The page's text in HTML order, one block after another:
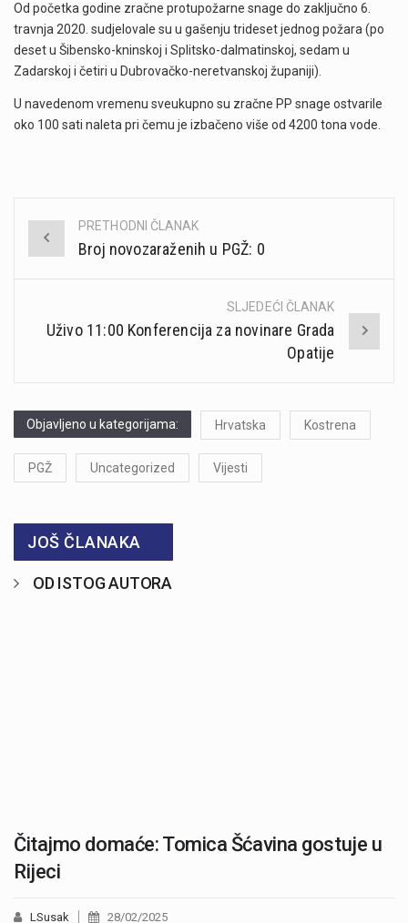
Od početka godine zračne protupožarne snage do zaključno 6.
travnja 2020. sudjelovale su u gašenju trideset jednog požara (po
deset u Šibensko-kninskoj i Splitsko-dalmatinskoj, sedam u
Zadarskoj i četiri u Dubrovačko-neretvanskoj županiji).
U navedenom vremenu sveukupno su zračne PP snage ostvarile
oko 100 sati naleta pri čemu je izbačeno više od 4200 tona vode.
Post
navigation
PRETHODNI ČLANAK
Broj novozaraženih u PGŽ: 0
SLJEDEĆI ČLANAK
Uživo 11:00 Konferencija za novinare Grada
Opatije
Objavljeno u kategorijama: Hrvatska Kostrena
PGŽ Uncategorized Vijesti
JOŠ ČLANAKA
OD ISTOG AUTORA
Čitajmo domaće: Tomica Šćavina gostuje u
Rijeci
LSusak 28/02/2025